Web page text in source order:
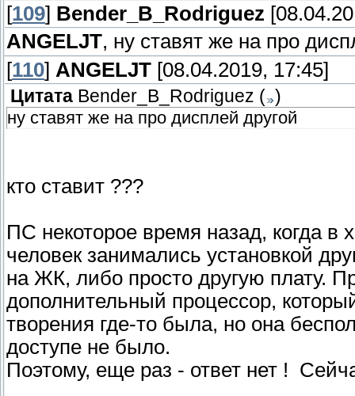
[109] Bender_B_Rodriguez
ANGELJT, ну ставят же на про
[110] ANGELJT [08.04.2019, 17:45]
Цитата Bender_B_Rodriguez ( )
ну ставят же на про дисплей другой
кто ставит ???
ПС некоторое время назад, когда
человек занимались установкой
на ЖК, либо просто другую плату.
дополнительный процессор,
творения где-то была, но она
доступе не было.
Поэтому, еще раз - ответ нет !